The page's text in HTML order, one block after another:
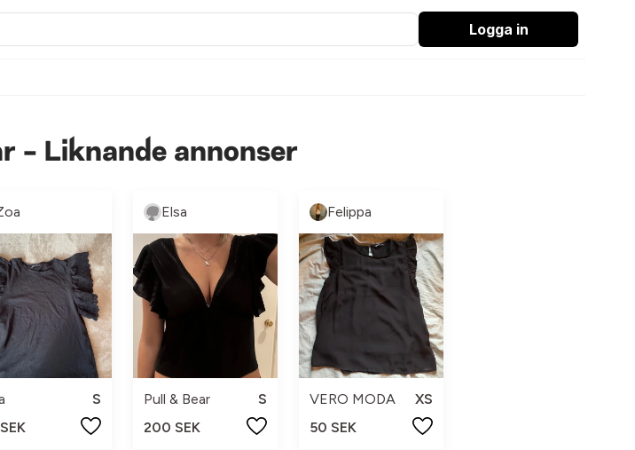
Logga in
- Liknande annonser
S
Elsa
Pull & Bear
S
200 SEK
Felippa
VERO MODA
XS
50 SEK